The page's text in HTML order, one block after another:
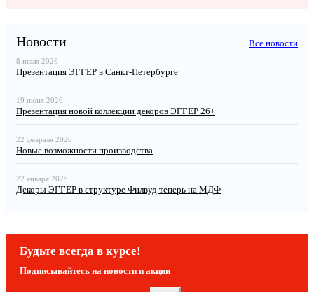
Новости Все новости
8 июля 2026
Презентация ЭГГЕР в Санкт-Петербурге
19 июня 2026
Презентация новой коллекции декоров ЭГГЕР 26+
22 февраля 2026
Новые возможности производства
22 января 2025
Декоры ЭГГЕР в структуре Филвуд теперь на МДФ
Будьте всегда в курсе!
Подписывайтесь на новости и акции